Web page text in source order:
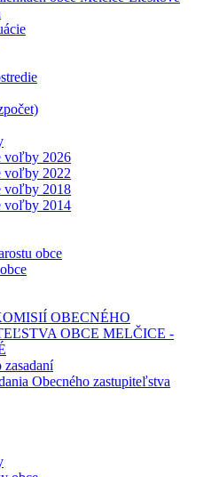
voľby 2026
voľby 2022
voľby 2018
voľby 2014
obce
OBECNÉHO
OBCE MELČICE -
Obecného zastupiteľstva